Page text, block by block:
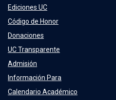
Ediciones UC
Código de Honor
Donaciones
UC Transparente
Admisión
Información Para
Calendario Académico